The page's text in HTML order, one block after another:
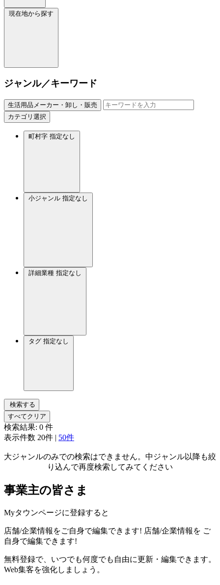
現在地から探す
ジャンル／キーワード
生活用品メーカー・卸し・販売
カテゴリ選択
町村字 指定なし
小ジャンル 指定なし
詳細業種 指定なし
タグ 指定なし
検索する
すべてクリア
検索結果: 0 件
表示件数 20件 | 50件
大ジャンルのみでの検索はできません。中ジャンル以降も絞
り込んで再度検索してみてください
事業主の皆さま
Myタウンページに登録すると
店舗/企業情報をご自身で編集できます! 店舗/企業情報を ご
自身で編集できます!
無料登録で、いつでも何度でも自由に更新・編集できます。
Web集客を強化しましょう。